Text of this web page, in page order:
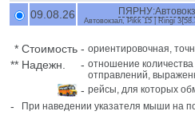
09.08.26
Автовокзал, Pikk 15 | Ringi
* Стоимость - ориентировочная,
** Надежн. - отношение
отправлений,
- рейсы, для которых
- При наведении указателя мыши на